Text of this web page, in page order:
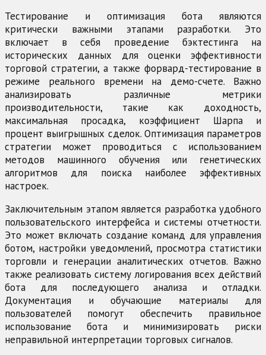
Тестирование и оптимизация бота являются
критически важными этапами разработки. Это
включает в себя проведение бэктестинга на
исторических данных для оценки эффективности
торговой стратегии, а также форвард-тестирование в
режиме реального времени на демо-счете. Важно
анализировать различные метрики
производительности, такие как доходность,
максимальная просадка, коэффициент Шарпа и
процент выигрышных сделок. Оптимизация параметров
стратегии может проводиться с использованием
методов машинного обучения или генетических
алгоритмов для поиска наиболее эффективных
настроек.
Заключительным этапом является разработка удобного
пользовательского интерфейса и системы отчетности.
Это может включать создание команд для управления
ботом, настройки уведомлений, просмотра статистики
торговли и генерации аналитических отчетов. Важно
также реализовать систему логирования всех действий
бота для последующего анализа и отладки.
Документация и обучающие материалы для
пользователей помогут обеспечить правильное
использование бота и минимизировать риски
неправильной интерпретации торговых сигналов.